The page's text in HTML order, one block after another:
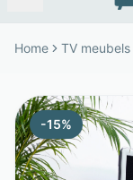
Home TV meubels
-15%